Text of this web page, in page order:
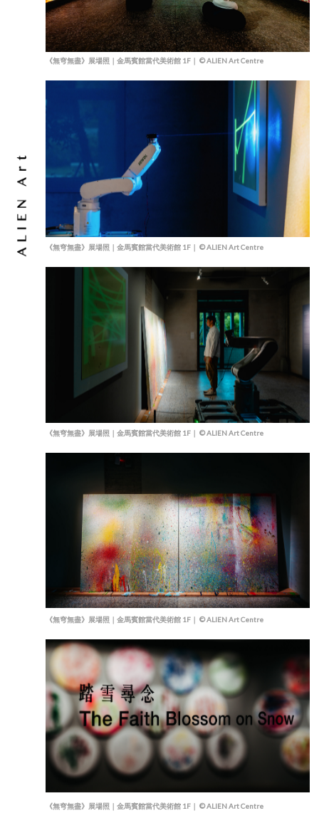
《無穹無盡》展場照｜金馬賓館當代美術館 1F｜ © ALIEN Art Centre
《無穹無盡》展場照｜金馬賓館當代美術館 1F｜ © ALIEN Art Centre
《無穹無盡》展場照｜金馬賓館當代美術館 1F｜ © ALIEN Art Centre
《無穹無盡》展場照｜金馬賓館當代美術館 1F｜ © ALIEN Art Centre
《無穹無盡》展場照｜金馬賓館當代美術館 1F｜ © ALIEN Art Centre